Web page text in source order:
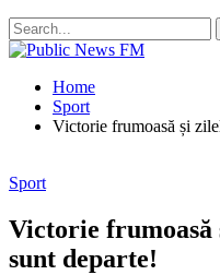
Home
Sport
Victorie frumoasă și
Sport
Victorie frumoasă
sunt departe!